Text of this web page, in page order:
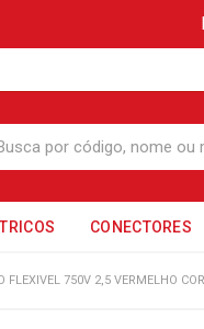
CONECTORES
FLEXIVEL 750V 2,5 VERMELHO